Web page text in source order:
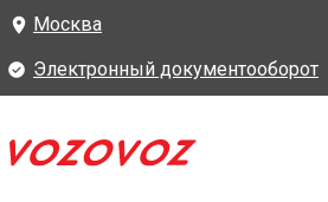
Москва
Электронный документооборот